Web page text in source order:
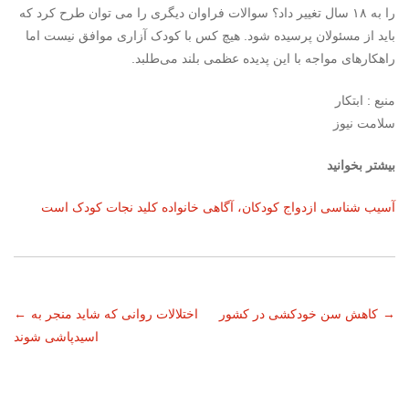
را به ۱۸ سال تغییر داد؟ سوالات فراوان دیگری را می توان طرح کرد که
باید از مسئولان پرسیده شود. هیچ کس با کودک آزاری موافق نیست اما
راهکارهای مواجه با این پدیده عظمی بلند می‌طلبد.
منبع : ابتکار
سلامت نیوز
بیشتر بخوانید
آسیب شناسی ازدواج کودکان، آگاهی خانواده کلید نجات کودک است
ناوبری
← اختلالات روانی که شاید منجر به
اسیدپاشی شوند
کاهش سن خودکشی در کشور →